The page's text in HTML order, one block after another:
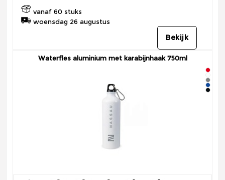
vanaf 60 stuks
woensdag 26 augustus
Bekijk
Waterfles aluminium met karabijnhaak 750ml